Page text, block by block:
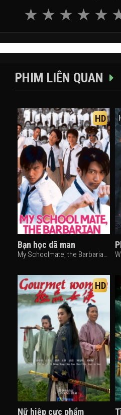
PHIM LIÊN QUAN
HD
Bạn học dã man
My Schoolmate, the Barbarian (2001)
HD
Nữ hiệp cực phẩm